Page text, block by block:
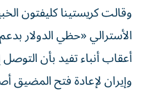
وقالت كريستينا كليفتون
الأسترالي «حظي الدولار
أعقاب أنباء تفيد بأن
وإيران لإعادة فتح المضيق